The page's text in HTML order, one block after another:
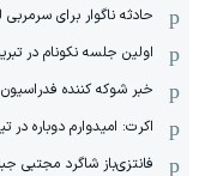
حادثه ناگوار برای
اولین جلسه نکونام در
خبر شوکه کننده
اکرت: امیدوارم دوباره در
فانتزی‌باز شاگرد مجتبی